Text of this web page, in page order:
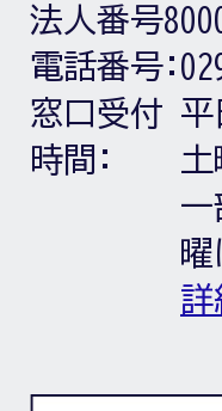
法人番号
電話番号:
窓口受付
時間:
平
一
曜
詳